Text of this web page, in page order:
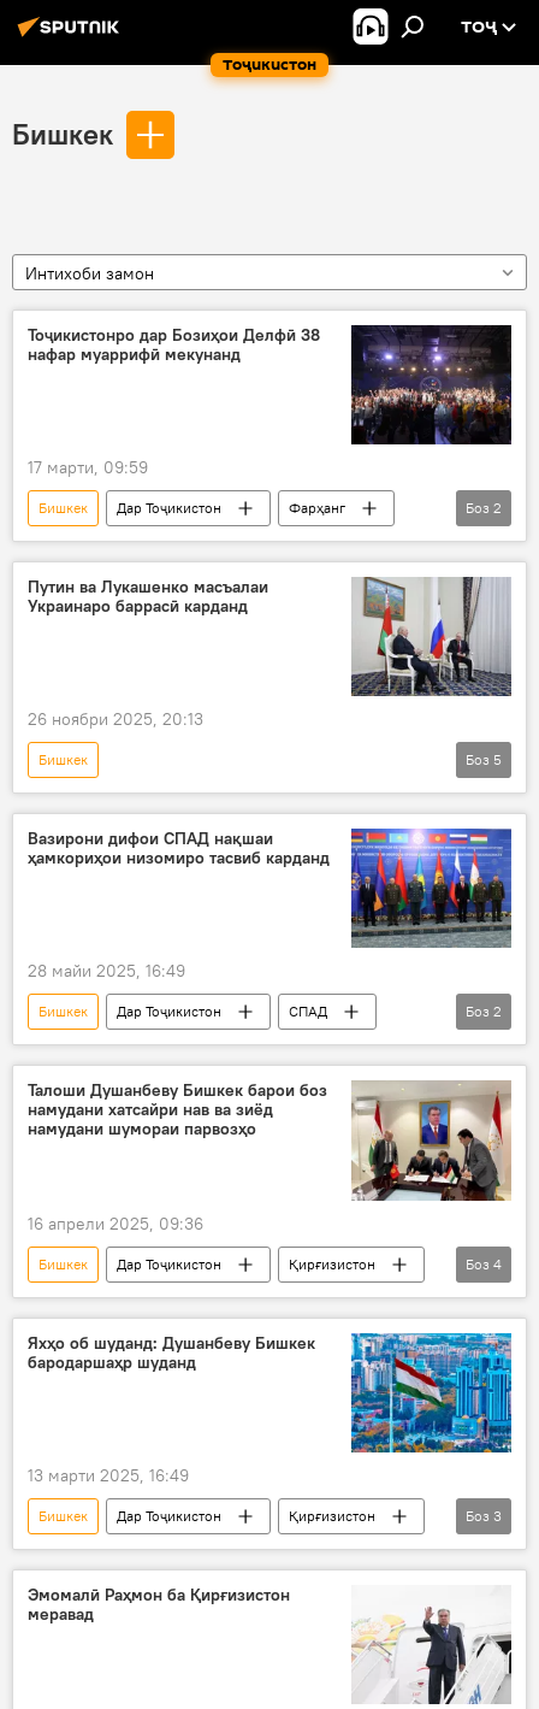
Тоҷикистон
ТОҶ
Бишкек
Интихоби замон
Тоҷикистонро дар Бозиҳои Делфӣ 38
нафар муаррифӣ мекунанд
17 марти, 09:59
Бишкек Дар Тоҷикистон
Фарҳанг
Қирғизистон
Бозиҳои Делфӣ
Боз 2
Путин ва Лукашенко масъалаи
Украинаро баррасӣ карданд
26 ноябри 2025, 20:13
Бишкек
Амалиёти вижаи Русия барои ҳимояи Донбасс: охирин хабарҳо
Владимир Путин
Александр Лукашенко
Украина
буҳрон
Боз 5
Вазирони дифои СПАД нақшаи
ҳамкориҳои низомиро тасвиб карданд
28 майи 2025, 16:49
Бишкек Дар Тоҷикистон
СПАД
Амният ва мудофиа
ҷаласаи вазирони мудофиа
Боз 2
Талоши Душанбеву Бишкек барои боз
намудани хатсайри нав ва зиёд
намудани шумораи парвозҳо
16 апрели 2025, 09:36
Бишкек Дар Тоҷикистон
Қирғизистон
Парвозҳо
хатсайри нав
Душанбе
авиатсияи гражданӣ
Боз 4
Яхҳо об шуданд: Душанбеву Бишкек
бародаршаҳр шуданд
13 марти 2025, 16:49
Бишкек Дар Тоҷикистон
Қирғизистон
Душанбе
бародаршаҳрӣ
имзои санад
Боз 3
Эмомалӣ Раҳмон ба Қирғизистон
меравад